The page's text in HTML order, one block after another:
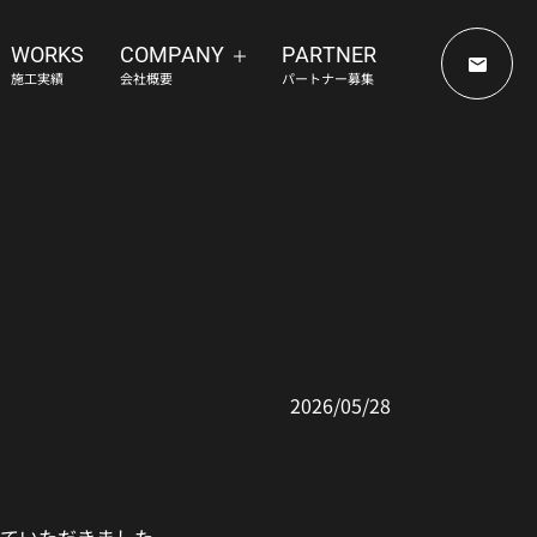
WORKS
施工実績
COMPANY
会社概要
PARTNER
パートナー募集
2026/05/28